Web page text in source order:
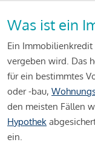
Was ist ein
Ein
vergeben wird. Das
für ein bestimmtes
oder -bau,
den meisten Fällen
Hypothek
ein.